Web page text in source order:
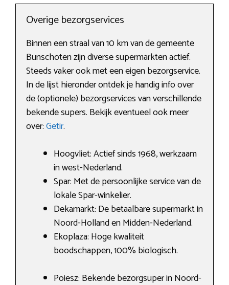
Overige bezorgservices
Binnen een straal van 10 km van de gemeente
Bunschoten zijn diverse supermarkten actief.
Steeds vaker ook met een eigen bezorgservice.
In de lijst hieronder ontdek je handig info over
de (optionele) bezorgservices van verschillende
bekende supers. Bekijk eventueel ook meer
over:Getir.
Hoogvliet: Actief sinds 1968, werkzaam
in west-Nederland.
Spar: Met de persoonlijke service van de
lokale Spar-winkelier.
Dekamarkt: De betaalbare supermarkt in
Noord-Holland en Midden-Nederland.
Ekoplaza: Hoge kwaliteit
boodschappen, 100% biologisch.
Poiesz: Bekende bezorgsuper in Noord-